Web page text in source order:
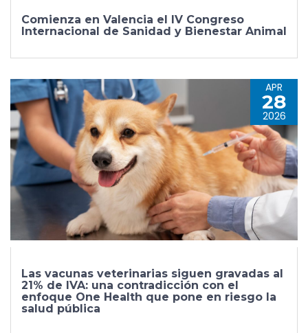
Comienza en Valencia el IV Congreso
Internacional de Sanidad y Bienestar Animal
APR
28
2026
Las vacunas veterinarias siguen gravadas al
21% de IVA: una contradicción con el
enfoque One Health que pone en riesgo la
salud pública